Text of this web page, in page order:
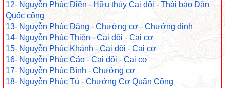
12- Nguyễn Phúc Điền - Hữu thủy Cai đội - Thái bảo Dận
Quốc công
13- Nguyễn Phúc Đăng - Chưởng cơ - Chưởng dinh
14- Nguyễn Phúc Thiện - Cai đội - Cai cơ
15- Nguyễn Phúc Khánh - Cai đội - Cai cơ
16- Nguyễn Phúc Cảo - Cai đội - Cai cơ
17- Nguyễn Phúc Bình - Chưởng cơ
18- Nguyễn Phúc Tú - Chưởng Cơ Quận Công